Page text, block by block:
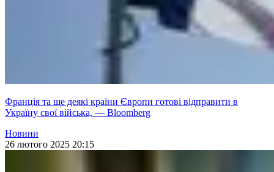
Франція та ще деякі країни Європи готові відправити в
Україну свої війська, — Bloomberg
Новини
26 лютого 2025 20:15